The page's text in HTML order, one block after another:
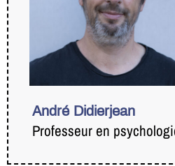
André Didierjean
Professeur en